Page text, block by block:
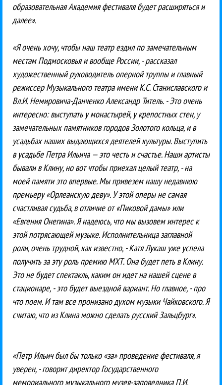
образовательная Академия фестиваля будет расширяться и
далее».
«Я очень хочу, чтобы наш театр ездил по замечательным
местам Подмосковья и вообще России, - рассказал
художественный руководитель оперной труппы и главный
режиссер Музыкального театра имени К.С. Станиславского и
Вл.И. Немировича-Данченко Александр Титель. - Это очень
интересно: выступать у монастырей, у крепостных стен, у
замечательных памятников городов Золотого кольца, и в
усадьбах наших выдающихся деятелей культуры. Выступить
в усадьбе Петра Ильича — это честь и счастье. Наши артисты
бывали в Клину, но вот чтобы приехал целый театр, - на
моей памяти это впервые. Мы привезем нашу недавнюю
премьеру «Орлеанскую деву». У этой оперы не самая
счастливая судьба, в отличие от «Пиковой дамы» или
«Евгения Онегина». Я надеюсь, что мы вызовем интерес к
этой потрясающей музыке. Исполнительница заглавной
роли, очень трудной, как известно, - Катя Лукаш уже успела
получить за эту роль премию МХТ. Она будет петь в Клину.
Это не будет спектакль, каким он идет на нашей сцене в
стационаре, - это будет выездной вариант. Но главное, - про
что поем. И там все пронизано духом музыки Чайковского. Я
считаю, что из Клина можно сделать русский Зальцбург».
«Петр Ильич был бы только «за» проведение фестиваля, я
уверен, - говорит директор Государственного
мемориального музыкального музея-заповедника П.И.